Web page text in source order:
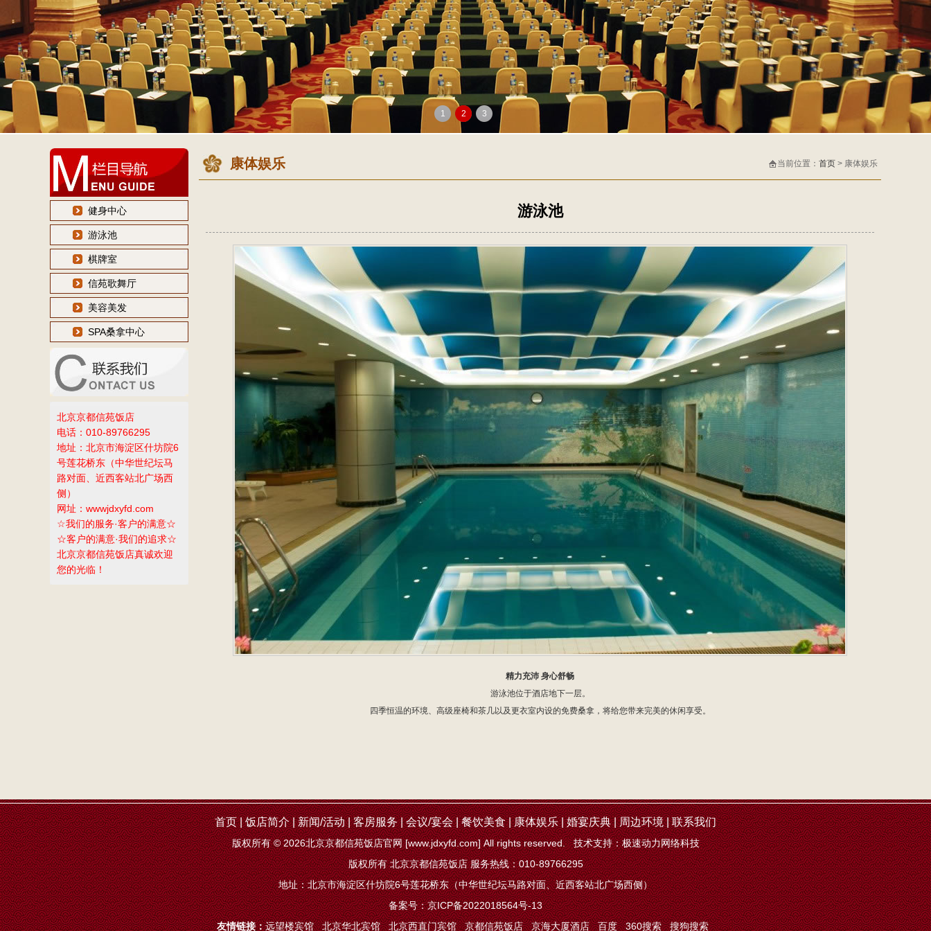
1 2 3
健身中心
游泳池
棋牌室
信苑歌舞厅
美容美发
SPA桑拿中心
北京京都信苑饭店
电话：010-89766295
地址：北京市海淀区什坊院6
号莲花桥东（中华世纪坛马
路对面、近西客站北广场西
侧）
网址：wwwjdxyfd.com
☆我们的服务·客户的满意☆
☆客户的满意·我们的追求☆
北京京都信苑饭店真诚欢迎
您的光临！
康体娱乐 当前位置： 首页 > 康体娱乐
游泳池
精力充沛 身心舒畅
游泳池位于酒店地下一层。
四季恒温的环境、高级座椅和茶几以及更衣室内设的免费桑拿，将给您带来完美的休闲享受。
首页|饭店简介|新闻/活动|客房服务|会议/宴会|餐饮美食|康体娱乐|婚宴庆典|周边环境|联系我们
版权所有 ©2026北京京都信苑饭店官网 [www.jdxyfd.com] All rights reserved. 技术支持：极速动力网络科技
版权所有 北京京都信苑饭店 服务热线：010-89766295
地址：北京市海淀区什坊院6号莲花桥东（中华世纪坛马路对面、近西客站北广场西侧）
备案号：京ICP备2022018564号-13
友情链接：远望楼宾馆 北京华北宾馆 北京西直门宾馆 京都信苑饭店 京海大厦酒店 百度 360搜索 搜狗搜索